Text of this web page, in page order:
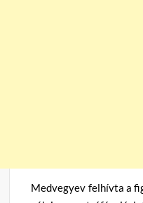
Medvegyev felhívta a